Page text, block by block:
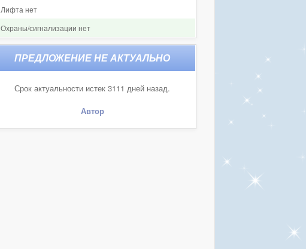
Лифта нет
Охраны/сигнализации нет
Срок актуальности истек 3111 дней назад.
Автор